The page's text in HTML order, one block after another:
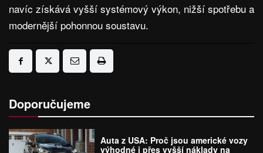
navíc získává vyšší systémový výkon, nižší spotřebu a
modernější pohonnou soustavu.
Doporučujeme
Auta z USA: Proč jsou americké vozy
výhodné i přes vyšší náklady na